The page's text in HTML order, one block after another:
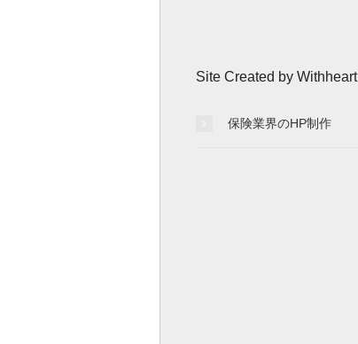
覧
Site Created by Withheart
保険業界のHP制作